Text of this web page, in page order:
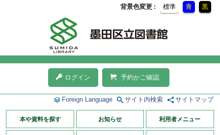
背景色変更 標準 青 黒
ログイン 予約かご確認
Foreign Language サイト内検索 サイトマップ
本や資料を探す お知らせ 利用者メニュー